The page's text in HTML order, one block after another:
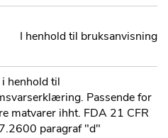
I henhold til bruksanvisning
i henhold til
Passende for
matvarer ihht. FDA 21 CFR
paragraf "d"